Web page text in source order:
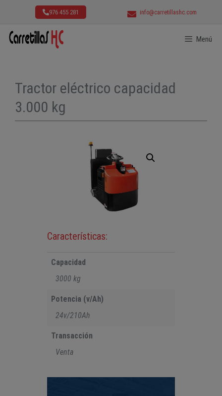
976 455 281 info@carretillashc.com
Menú
Tractor eléctrico capacidad
3.000 kg
Características:
Capacidad
3000 kg
Potencia (v/Ah)
24v/210Ah
Transacción
Venta